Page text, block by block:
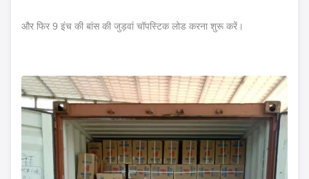
और फिर 9 इंच की बांस की जुड़वां चॉपस्टिक लोड करना शुरू करें।